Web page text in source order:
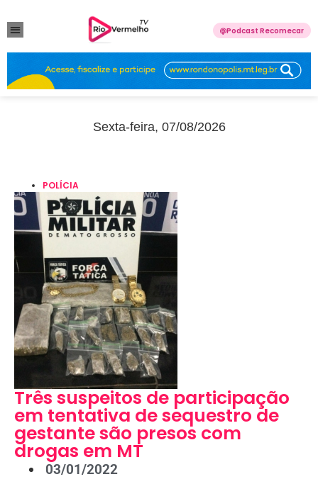
Podcast Recomecar
Sexta-feira, 07/08/2026
POLÍCIA
Três suspeitos de participação
em tentativa de sequestro de
gestante são presos com
drogas em MT
03/01/2022